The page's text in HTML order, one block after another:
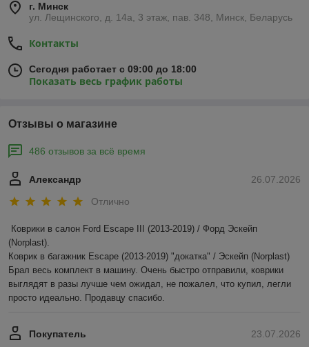
г. Минск
ул. Лещинского, д. 14а, 3 этаж, пав. 348, Минск, Беларусь
Контакты
Сегодня работает с 09:00 до 18:00
Показать весь график работы
Отзывы о магазине
486 отзывов за всё время
26.07.2026
Александр
Отлично
Коврики в салон Ford Escape III (2013-2019) / Форд Эскейп
(Norplast).
Коврик в багажник Escape (2013-2019) "докатка" / Эскейп (Norplast)
Брал весь комплект в машину. Очень быстро отправили, коврики
выглядят в разы лучше чем ожидал, не пожалел, что купил, легли
просто идеально. Продавцу спасибо.
23.07.2026
Покупатель